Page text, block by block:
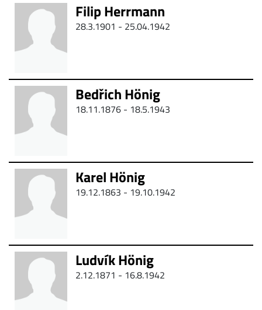
Filip Herrmann
28.3.1901 - 25.04.1942
Bedřich Hönig
18.11.1876 - 18.5.1943
Karel Hönig
19.12.1863 - 19.10.1942
Ludvík Hönig
2.12.1871 - 16.8.1942